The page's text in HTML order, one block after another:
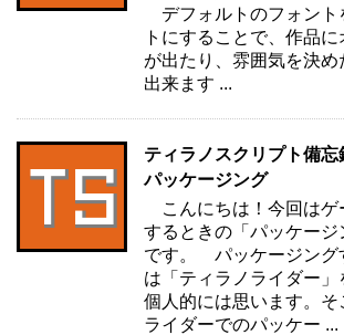
デフォルトのフォント
トにすることで、作品
が出たり、雰囲気を決
出来ます ...
ティラノスクリプト備忘
パッケージング
こんにちは！今回はゲ
するときの「パッケージ
です。 パッケージング
は「ティラノライダー」
個人的には思います。そ
ライダーでのパッケー ...